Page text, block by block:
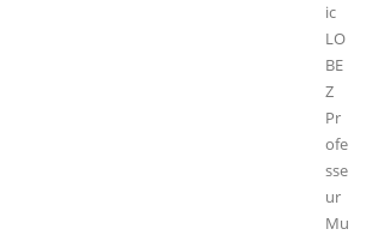
ic
LO
BE
Z
Pr
ofe
sse
ur
Mu